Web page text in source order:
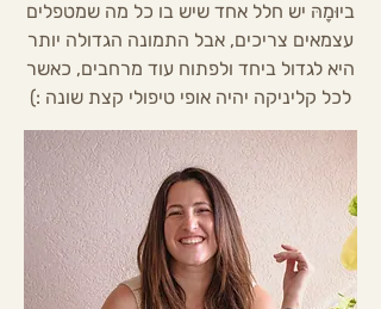
ביוּמָהּ יש חלל אחד שיש בו כל מה שמטפלים
עצמאים צריכים, אבל התמונה הגדולה יותר
היא לגדול ביחד ולפתוח עוד מרחבים, כאשר
לכל קליניקה יהיה אופי טיפולי קצת שונה :)